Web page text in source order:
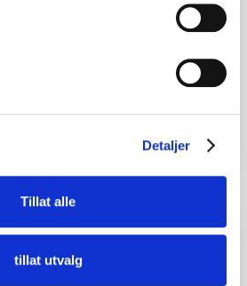
Detaljer
Tillat alle
tillat utvalg